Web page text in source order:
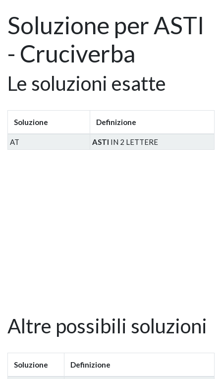
Soluzione per ASTI
- Cruciverba
Le soluzioni esatte
Soluzione Definizione
AT ASTI IN 2 LETTERE
Altre possibili soluzioni
Soluzione Definizione